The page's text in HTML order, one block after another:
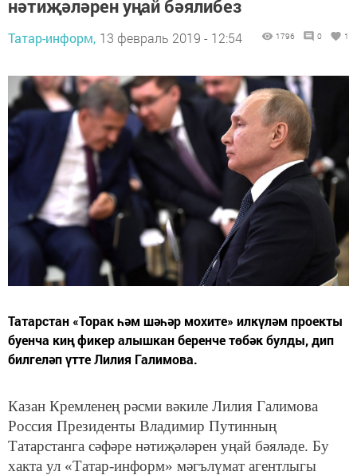
нәтиҗәләрен уңай бәялибез
Татар-информ, 13 февраль 2019 - 12:54 1796 0 1
Татарстан «Торак һәм шәһәр мохите» илкүләм проекты
буенча киң фикер алышкан беренче төбәк булды, дип
билгеләп үтте Лилия Галимова.
Казан Кремленең рәсми вәкиле Лилия Галимова
Россия Президенты Владимир Путинның
Татарстанга сәфәре нәтиҗәләрен уңай бәяләде. Бу
хакта ул «Татар-информ» мәгълүмат агентлыгы